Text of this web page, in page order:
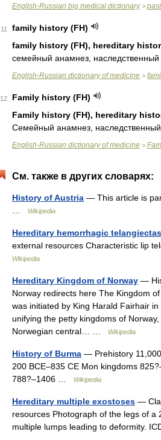
English-Russian big medical dictionary>
11
family history (FH)
family history (FH), hereditary
семейный анамнез,
English-Russian dictionary of medicine >
12
Family history (FH)
Family history (FH), hereditary
Семейный анамнез,
English-Russian dictionary of medicine >
См. также в других словарях:
History of Austria — This article is
Wikipedia
Hereditary hemorrhagic
external resources Characteristic lip
Wikipedia
Hereditary Kingdom of Norway —
Norway redirects here The Kingdom
was initiated by King Harald Fairhair
unifying the petty kingdoms of
Norwegian central… …
Wikipedia
History of Burma — Prehistory
200 BCE–835 CE Mon kingdoms
788?–1406 …
Wikipedia
Hereditary multiple exostoses —
resources Photograph of the legs of a
multiple lumps leading to deformity.